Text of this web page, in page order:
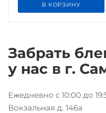
В КОРЗИНУ
Забрать
у нас в г.
Ежедневно с 10:00 до
Вокзальная д. 146а